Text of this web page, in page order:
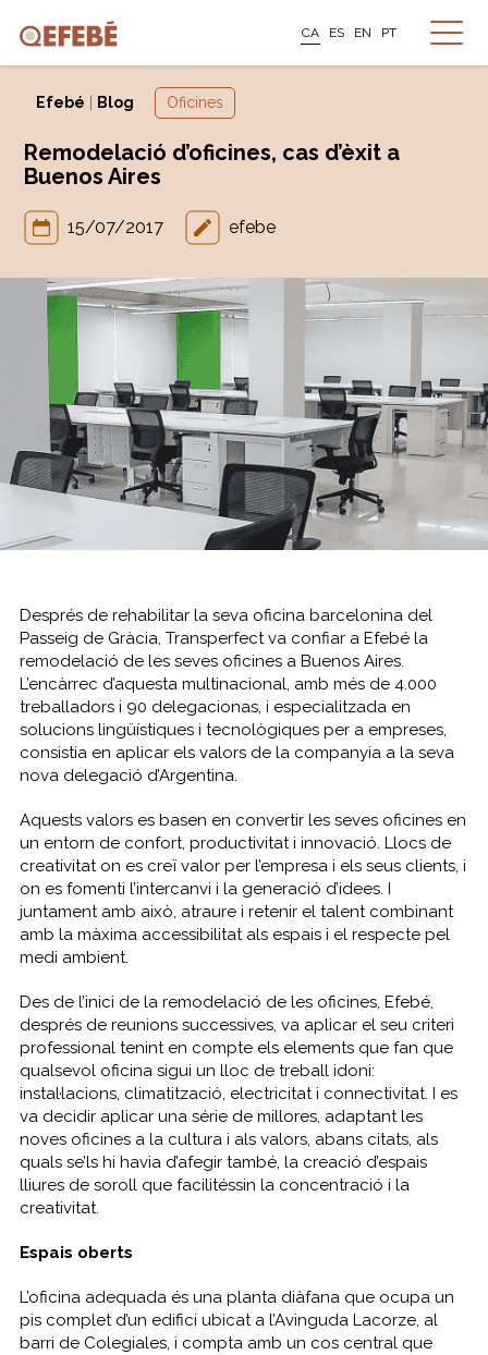
CA ES EN PT
Efebé Blog Oficines
Remodelació d’oficines, cas d’èxit a
Buenos Aires
15/07/2017 efebe
Després de rehabilitar la seva oficina barcelonina del
Passeig de Gràcia, Transperfect va confiar a Efebé la
remodelació de les seves oficines a Buenos Aires.
L’encàrrec d’aquesta multinacional, amb més de 4.000
treballadors i 90 delegacionas, i especialitzada en
solucions lingüístiques i tecnològiques per a empreses,
consistia en aplicar els valors de la companyia a la seva
nova delegació d’Argentina.
Aquests valors es basen en convertir les seves oficines en
un entorn de confort, productivitat i innovació. Llocs de
creativitat on es creï valor per l’empresa i els seus clients, i
on es fomenti l’intercanvi i la generació d’idees. I
juntament amb això, atraure i retenir el talent combinant
amb la màxima accessibilitat als espais i el respecte pel
medi ambient.
Des de l’inici de la remodelació de les oficines, Efebé,
després de reunions successives, va aplicar el seu criteri
professional tenint en compte els elements que fan que
qualsevol oficina sigui un lloc de treball idoni:
instal·lacions, climatització, electricitat i connectivitat. I es
va decidir aplicar una série de millores, adaptant les
noves oficines a la cultura i als valors, abans citats, als
quals se’ls hi havia d’afegir també, la creació d’espais
lliures de soroll que facilitéssin la concentració i la
creativitat.
Espais oberts
L’oficina adequada és una planta diàfana que ocupa un
pis complet d’un edifici ubicat a l’Avinguda Lacorze, al
barri de Colegiales, i compta amb un cos central que